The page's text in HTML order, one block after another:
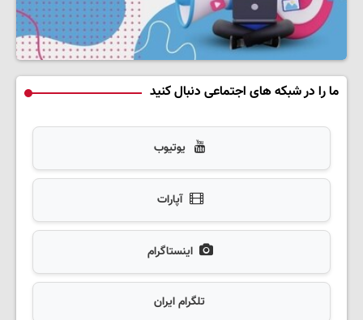
ما را در شبکه های اجتماعی دنبال کنید
یوتیوب
آپارات
اینستاگرام
تلگرام ایران